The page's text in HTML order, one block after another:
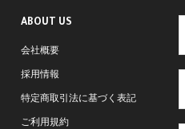
ABOUT US
会社概要
採用情報
特定商取引法に基づく表記
ご利用規約